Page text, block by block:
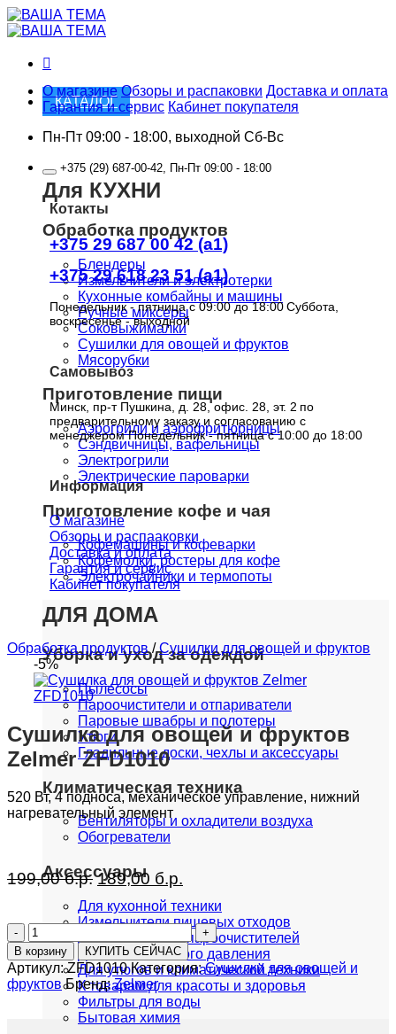
Skip
to
КАТАЛОГ
Для КУХНИ
Обработка продуктов
Блендеры
Измельчители и электротерки
Кухонные комбайны и машины
Ручные миксеры
Соковыжималки
Сушилки для овощей и фруктов
Мясорубки
Приготовление пищи
Аэрогрили и аэрофритюрницы
Сэндвичницы, вафельницы
Электрогрили
Электрические пароварки
Приготовление кофе и чая
Кофемашины и кофеварки
Кофемолки, ростеры для кофе
Электрочайники и термопоты
ДЛЯ ДОМА
Уборка и уход за одеждой
Пылесосы
Пароочистители и отпариватели
Паровые швабры и полотеры
Утюги
Гладильные доски, чехлы и аксессуары
Климатическая техника
Вентиляторы и охладители воздуха
Обогреватели
Аксессуары
Для кухонной техники
Измельчители пищевых отходов
Для пылесосов, пароочистителей
Для моек высокого давления
Для утюгов и климатической техники
К товарам для красоты и здоровья
Фильтры для воды
Бытовая химия
О магазине Обзоры и распаковки Доставка и оплата
Гарантия и сервис Кабинет покупателя
Пн-Пт 09:00 - 18:00, выходной Сб-Вс
+375 (29) 687-00-42, Пн-Пт 09:00 - 18:00
Котакты
+375 29 687 00 42 (a1)
+375 29 618 23 51 (a1)
Понедельник - пятница с 09:00 до 18:00Суббота,
воскресенье - выходной
Самовывоз
Минск, пр-т Пушкина, д. 28, офис. 28, эт. 2 по
предварительному заказу и согласованию с
менеджером Понедельник - пятница с 10:00 до 18:00
Информация
О магазине
Обзоры и распааковки
Доставка и оплата
Гарантия и сервис
Кабинет покупателя
Обработка продуктов / Сушилки для овощей и фруктов
-5%
Сушилка для овощей и фруктов
Zelmer ZFD1010
520 Вт, 4 подноса, механическое управление, нижний
нагревательный элемент
199,00б.р.Первоначальная
составляла
199,00 б.р..
189,00 б.р.
189,00 б.р..
Количество
товара
Сушилка
для
овощей
фруктов
В корзину КУПИТЬ СЕЙЧАС
Артикул:ZFD1010 Категория:Сушилки для овощей и
фруктов Бренд:Zelmer